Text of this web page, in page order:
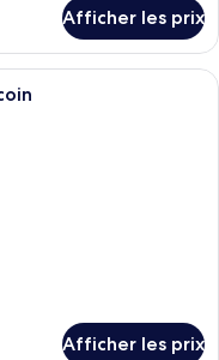
Afficher les prix
d’hôtel avec deux
Afficher les prix